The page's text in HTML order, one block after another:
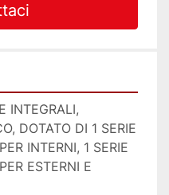
INTEGRALI,
DOTATO DI 1 SERIE
INTERNI, 1 SERIE
ESTERNI E